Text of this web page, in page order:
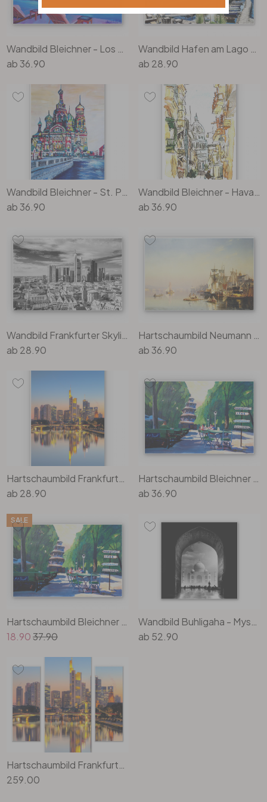
Wandbild Bleichner - Los Angeles
ab36.90
Wandbild Hafen am Lago Maggiore
ab 28.90
Wandbild Bleichner - St. Petersburg
ab36.90
Wandbild Bleichner - Havanna Parlament
ab36.90
Wandbild Frankfurter Skyline
ab 28.90
Hartschaumbild Neumann - Fischerboote und Kähne auf der Themse bei Greenwich
ab36.90
Hartschaumbild Frankfurter Lichter
ab 28.90
Hartschaumbild Bleichner - Chinesischer Turm in München
ab36.90
Hartschaumbild Bleichner 30cm x20cm
18.9037.90
SALE
Wandbild Buhligaha - Mystical Taj Mahal
ab 52.90
Hartschaumbild Frankfurter Lichter (3-teilig)
259.00